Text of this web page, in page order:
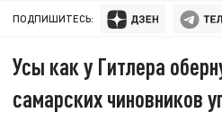
ПОДПИШИТЕСЬ:
Усы как у Гитлера
самарских чиновников